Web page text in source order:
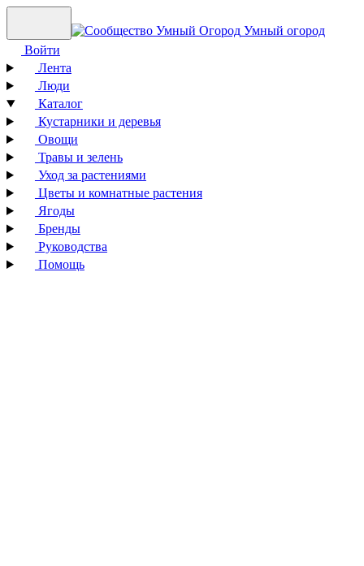
Умный огород
Войти
Лента
Люди
Каталог
Кустарники и деревья
Овощи
Травы и зелень
Уход за растениями
Цветы и комнатные растения
Ягоды
Бренды
Руководства
Помощь